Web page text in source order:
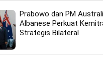
Prabowo dan PM
Albanese Perkuat
Strategis Bilateral